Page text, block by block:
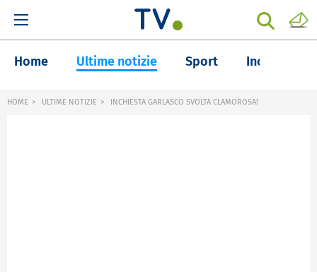
Home Ultime notizie Sport Inchieste
HOME ULTIME NOTIZIE INCHIESTA GARLASCO SVOLTA CLAMOROSA!